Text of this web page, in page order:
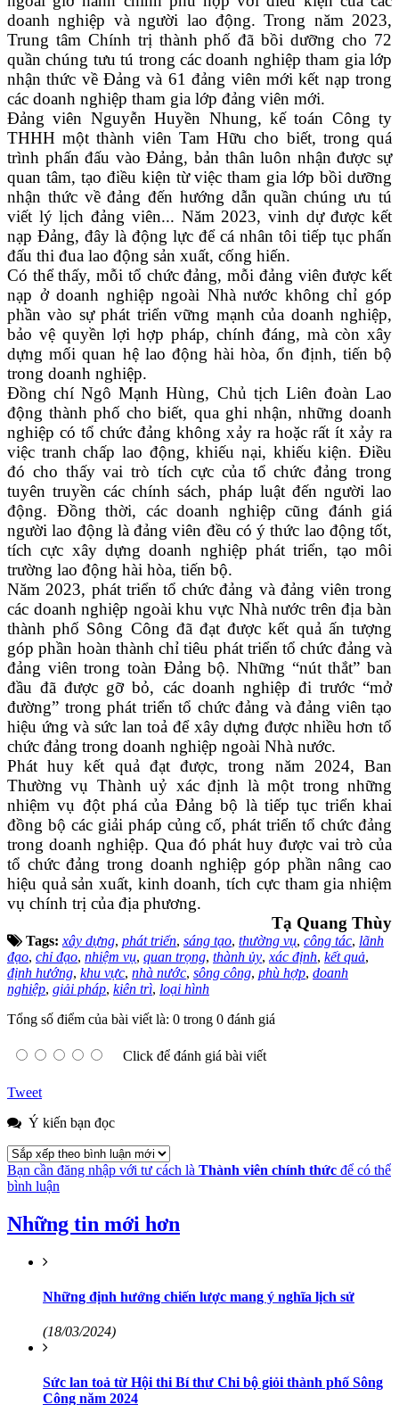
doanh nghiệp và người lao động. Trong năm 2023,
Trung tâm Chính trị thành phố đã bồi dưỡng cho 72
quần chúng tưu tú trong các doanh nghiệp tham gia lớp
nhận thức về Đảng và 61 đảng viên mới kết nạp trong
các doanh nghiệp tham gia lớp đảng viên mới.
Đảng viên Nguyễn Huyền Nhung, kế toán Công ty
THHH một thành viên Tam Hữu cho biết, trong quá
trình phấn đấu vào Đảng, bản thân luôn nhận được sự
quan tâm, tạo điều kiện từ việc tham gia lớp bồi dưỡng
nhận thức về đảng đến hướng dẫn quần chúng ưu tú
viết lý lịch đảng viên... Năm 2023, vinh dự được kết
nạp Đảng, đây là động lực để cá nhân tôi tiếp tục phấn
đấu thi đua lao động sản xuất, cống hiến.
Có thể thấy, mỗi tổ chức đảng, mỗi đảng viên được kết
nạp ở doanh nghiệp ngoài Nhà nước không chỉ góp
phần vào sự phát triển vững mạnh của doanh nghiệp,
bảo vệ quyền lợi hợp pháp, chính đáng, mà còn xây
dựng mối quan hệ lao động hài hòa, ổn định, tiến bộ
trong doanh nghiệp.
Đồng chí Ngô Mạnh Hùng, Chủ tịch Liên đoàn Lao
động thành phố cho biết, qua ghi nhận, những doanh
nghiệp có tổ chức đảng không xảy ra hoặc rất ít xảy ra
việc tranh chấp lao động, khiếu nại, khiếu kiện. Điều
đó cho thấy vai trò tích cực của tổ chức đảng trong
tuyên truyền các chính sách, pháp luật đến người lao
động. Đồng thời, các doanh nghiệp cũng đánh giá
người lao động là đảng viên đều có ý thức lao động tốt,
tích cực xây dựng doanh nghiệp phát triển, tạo môi
trường lao động hài hòa, tiến bộ.
Năm 2023, phát triển tổ chức đảng và đảng viên trong
các doanh nghiệp ngoài khu vực Nhà nước trên địa bàn
thành phố Sông Công đã đạt được kết quả ấn tượng
góp phần hoàn thành chỉ tiêu phát triển tổ chức đảng và
đảng viên trong toàn Đảng bộ. Những “nút thắt” ban
đầu đã được gỡ bỏ, các doanh nghiệp đi trước “mở
đường” trong phát triển tổ chức đảng và đảng viên tạo
hiệu ứng và sức lan toả để xây dựng được nhiều hơn tổ
chức đảng trong doanh nghiệp ngoài Nhà nước.
Phát huy kết quả đạt được, trong năm 2024, Ban
Thường vụ Thành uỷ xác định là một trong những
nhiệm vụ đột phá của Đảng bộ là tiếp tục triển khai
đồng bộ các giải pháp củng cố, phát triển tổ chức đảng
trong doanh nghiệp. Qua đó phát huy được vai trò của
tổ chức đảng trong doanh nghiệp góp phần nâng cao
hiệu quả sản xuất, kinh doanh, tích cực tham gia nhiệm
vụ chính trị của địa phương.
Tạ Quang Thùy
Tags: xây dựng, phát triển, sáng tạo, thường vụ, công tác, lãnh
đạo, chỉ đạo, nhiệm vụ, quan trọng, thành ủy, xác định, kết quả,
định hướng, khu vực, nhà nước, sông công, phù hợp, doanh
nghiệp, giải pháp, kiên trì, loại hình
Tổng số điểm của bài viết là: 0 trong 0 đánh giá
Click để đánh giá bài viết
Tweet
Ý kiến bạn đọc
Bạn cần đăng nhập với tư cách là Thành viên chính thức để có thể
bình luận
Những tin mới hơn
Những định hướng chiến lược mang ý nghĩa lịch sử
(18/03/2024)
Sức lan toả từ Hội thi Bí thư Chi bộ giỏi thành phố Sông
Công năm 2024